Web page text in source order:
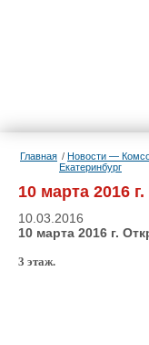
Главная
Новости —
Екатеринбург
10 марта 2016
10.03.2016
10 марта 2016 г.
3 этаж.